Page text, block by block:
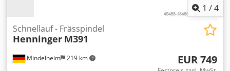
1 /4
Mindelheim 219 km
Schnellauf - Frässpindel
Henninger M391
EUR 749